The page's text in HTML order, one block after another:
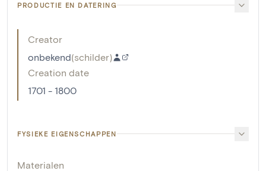
PRODUCTIE EN DATERING
Creator
onbekend(schilder)
Creation date
1701 - 1800
FYSIEKE EIGENSCHAPPEN
Materialen